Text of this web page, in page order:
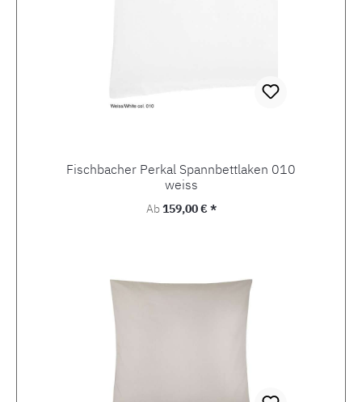
Fischbacher Perkal Spannbettlaken 010
weiss
Regulärer Preis:
Ab159,00 € *